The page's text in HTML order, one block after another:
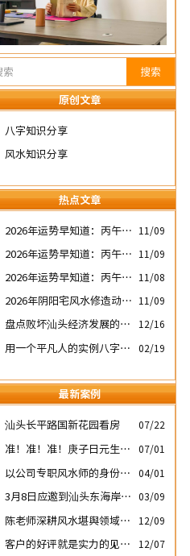
搜索
原创文章
八字知识分享
风水知识分享
热点文章
2026年运势早知道：丙午年
二‘壬子’ 日
11/09
2026年运势早知道：丙午年
四‘庚子’ 日
11/09
2026年运势早知道：丙午年
运势不好的4个日期出生人
之一‘戊子’ 日
11/08
2026年阴阳宅风水修造动土 11/09
盘点败坏汕头经济发展的四
12/16
用一个平凡人的实例八字论
02/19
最新案例
汕头长平路国新花园看房
07/22
准！准！准！庚子日元生人
丙午流年的运势判断实例：
07/01
以公司专职风水师的身份应
邀出席《星橙网络科技公
司》成立5周年庆典
04/01
3月8日应邀到汕头东海岸新
城为朋友的亲戚堪舆住房风
水
03/09
陈老师深耕风水堪舆领域四
12/09
客户的好评就是实力的见
12/07